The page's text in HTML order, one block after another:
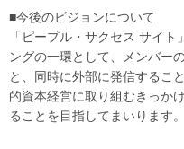
■今後のビジョンについて
「ピープル・サクセス サイ
ングの一環として、メンバー
と、同時に外部に発信するこ
的資本経営に取り組むきっか
ることを目指してまいります。